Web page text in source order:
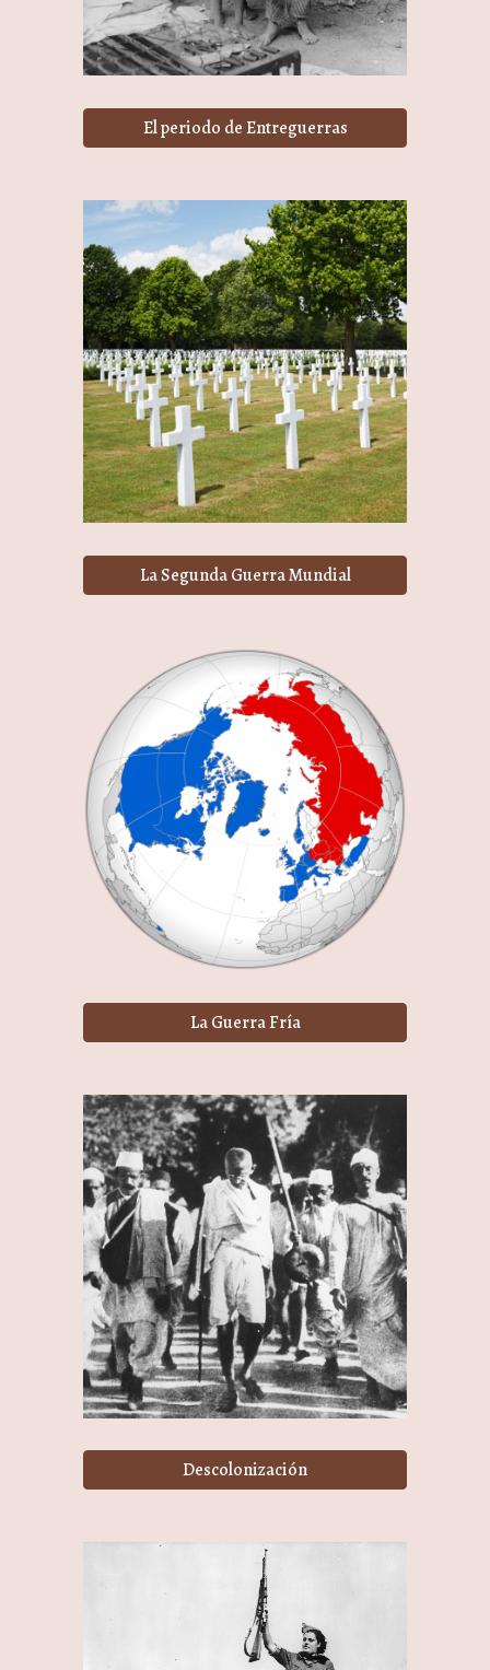
El periodo de Entreguerras
La Segunda Guerra Mundial
La Guerra Fría
Descolonización